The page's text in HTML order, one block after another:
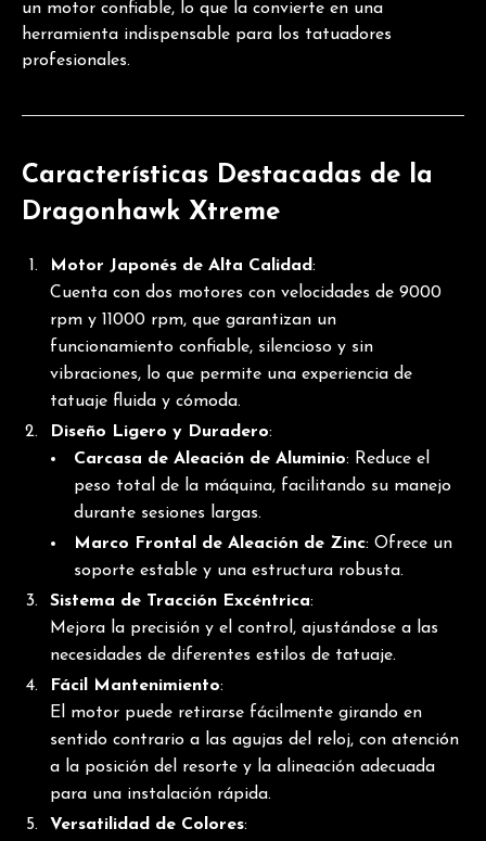
un motor confiable, lo que la convierte en una
herramienta indispensable para los tatuadores
profesionales.
Características Destacadas de la
Dragonhawk Xtreme
Motor Japonés de Alta Calidad:
Cuenta con dos motores con velocidades de 9000
rpm y 11000 rpm, que garantizan un
funcionamiento confiable, silencioso y sin
vibraciones, lo que permite una experiencia de
tatuaje fluida y cómoda.
Diseño Ligero y Duradero:
Carcasa de Aleación de Aluminio: Reduce el
peso total de la máquina, facilitando su manejo
durante sesiones largas.
Marco Frontal de Aleación de Zinc: Ofrece un
soporte estable y una estructura robusta.
Sistema de Tracción Excéntrica:
Mejora la precisión y el control, ajustándose a las
necesidades de diferentes estilos de tatuaje.
Fácil Mantenimiento:
El motor puede retirarse fácilmente girando en
sentido contrario a las agujas del reloj, con atención
a la posición del resorte y la alineación adecuada
para una instalación rápida.
Versatilidad de Colores: